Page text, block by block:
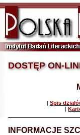
DOSTĘP ON-
| Spis
|
INFORMACJE